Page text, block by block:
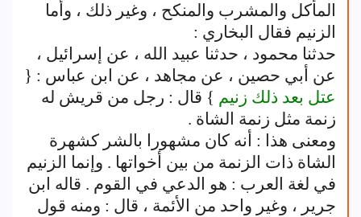
المأكل والمشرب والمنكح ، وغير ذلك ، وأما
الزنيم فقال البخاري :
حدثنا محمود ، حدثنا عبيد الله ، عن إسرائيل ،
عن أبي حصين ، عن مجاهد ، عن ابن عباس : {
عتل بعد ذلك زنيم } قال : رجل من قريش له
زنمة مثل زنمة الشاة .
ومعنى هذا : أنه كان مشهورا بالشر كشهرة
الشاة ذات الزنمة من بين أخواتها . وإنما الزنيم
في لغة العرب : هو الدعي في القوم . قاله ابن
جرير ، وغير واحد من الأئمة ، قال : ومنه قول